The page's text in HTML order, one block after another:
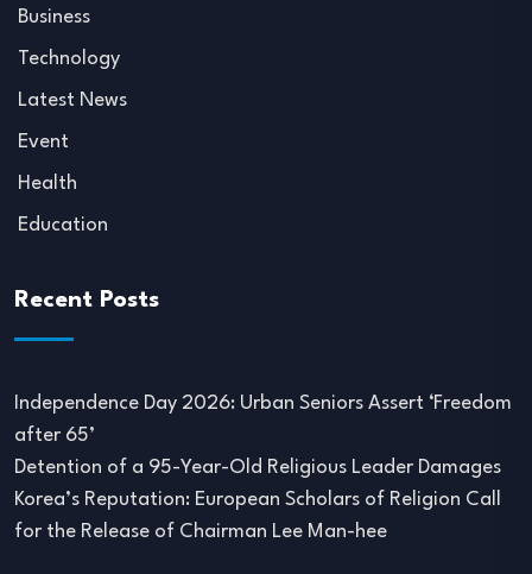
Business
Technology
Latest News
Event
Health
Education
Recent Posts
Independence Day 2026: Urban Seniors Assert ‘Freedom
after 65’
Detention of a 95-Year-Old Religious Leader Damages
Korea’s Reputation: European Scholars of Religion Call
for the Release of Chairman Lee Man-hee